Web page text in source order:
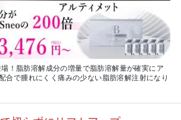
！脂肪溶解成分の増量で脂肪溶解量が確実にア
合で腫れにくく痛みの少ない脂肪溶解注射になり